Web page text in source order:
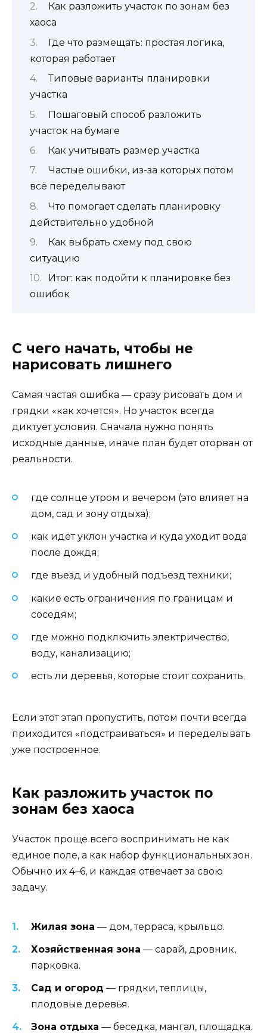
Как разложить участок по зонам без
хаоса
Где что размещать: простая логика,
которая работает
Типовые варианты планировки
участка
Пошаговый способ разложить
участок на бумаге
Как учитывать размер участка
Частые ошибки, из-за которых потом
всё переделывают
Что помогает сделать планировку
действительно удобной
Как выбрать схему под свою
ситуацию
Итог: как подойти к планировке без
ошибок
С чего начать, чтобы не
нарисовать лишнего
Самая частая ошибка — сразу рисовать дом и
грядки «как хочется». Но участок всегда
диктует условия. Сначала нужно понять
исходные данные, иначе план будет оторван от
реальности.
где солнце утром и вечером (это влияет на
дом, сад и зону отдыха);
как идёт уклон участка и куда уходит вода
после дождя;
где въезд и удобный подъезд техники;
какие есть ограничения по границам и
соседям;
где можно подключить электричество,
воду, канализацию;
есть ли деревья, которые стоит сохранить.
Если этот этап пропустить, потом почти всегда
приходится «подстраиваться» и переделывать
уже построенное.
Как разложить участок по
зонам без хаоса
Участок проще всего воспринимать не как
единое поле, а как набор функциональных зон.
Обычно их 4–6, и каждая отвечает за свою
задачу.
Жилая зона — дом, терраса, крыльцо.
Хозяйственная зона — сарай, дровник,
парковка.
Сад и огород — грядки, теплицы,
плодовые деревья.
Зона отдыха — беседка, мангал, площадка.